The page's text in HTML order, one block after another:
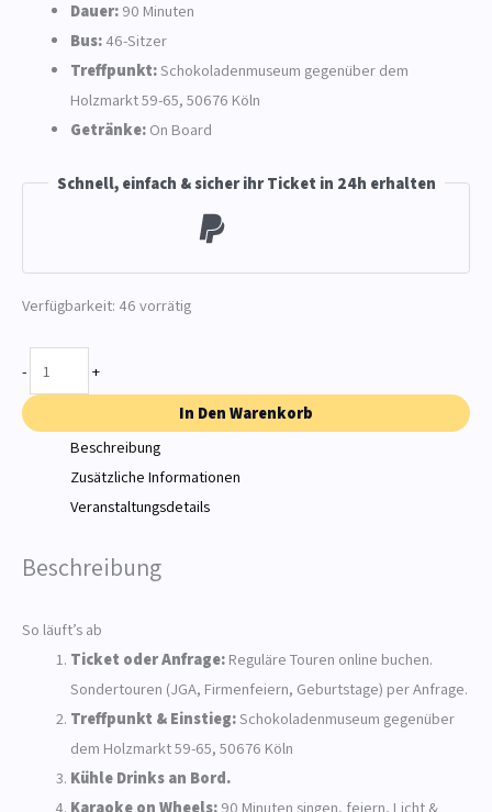
Dauer:90 Minuten
Bus:46-Sitzer
Treffpunkt:Schokoladenmuseum gegenüber dem
Holzmarkt 59-65, 50676 Köln
Getränke:On Board
Schnell, einfach & sicher ihr Ticket in 24h erhalten
Verfügbarkeit: 46 vorrätig
-
+
In Den Warenkorb
Beschreibung
Zusätzliche Informationen
Veranstaltungsdetails
Beschreibung
So läuft’s ab
Ticket oder Anfrage:Reguläre Touren online buchen.
Sondertouren (JGA, Firmenfeiern, Geburtstage) per Anfrage.
Treffpunkt & Einstieg:Schokoladenmuseum gegenüber
dem Holzmarkt 59-65, 50676 Köln
Kühle Drinks an Bord.
Karaoke on Wheels:90 Minuten singen, feiern, Licht &